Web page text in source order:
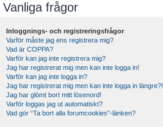
Vanliga frågor
Inloggnings- och registreringsfrågor
Varför måste jag ens registrera mig?
Vad är COPPA?
Varför kan jag inte registrera mig?
Jag har registrerat mig men kan inte logga in!
Varför kan jag inte logga in?
Jag har registrerat mig men kan inte logga in längre?!
Jag har glömt bort mitt lösenord!
Varför loggas jag ut automatiskt?
Vad gör “Ta bort alla forumcookies”-länken?